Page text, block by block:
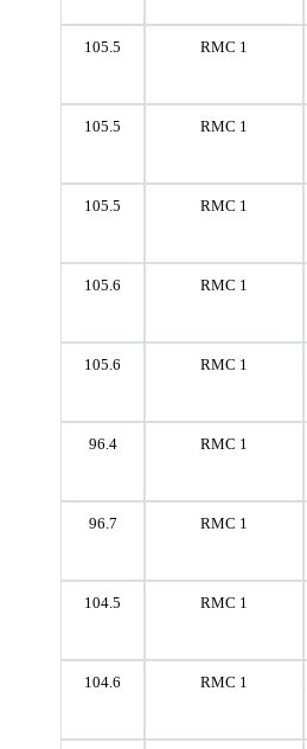
105.5 RMC 1
105.5 RMC 1
105.5 RMC 1
105.6 RMC 1
105.6 RMC 1
96.4 RMC 1
96.7 RMC 1
104.5 RMC 1
104.6 RMC 1